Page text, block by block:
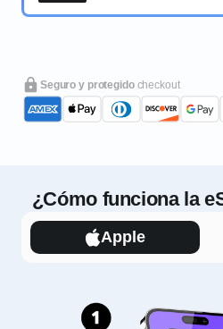
Seguro y protegido checkout
¿Cómo funciona la
Apple